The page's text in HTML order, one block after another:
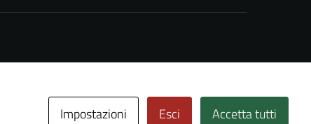
Impostazioni Esci Accetta tutti